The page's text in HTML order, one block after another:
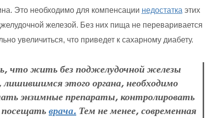
Это необходимо для компенсации недостатка этих
железой. Без них пища не переваривается
увеличиться, что приведет к сахарному диабету.
что жить без поджелудочной железы
этого органа, необходимо
энзимные препараты, контролировать
посещатьврача. Тем не менее, современная